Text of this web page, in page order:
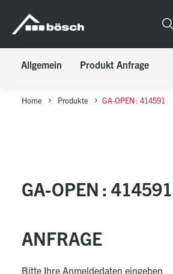
sr.skip-to.main-content
sr.skip-to.table-of-contents
sr.skip-to.main-navigation
Allgemein Produkt Anfrage
Home Produkte GA-OPEN : 414591
GA-OPEN : 414591
ANFRAGE
Bitte Ihre Anmeldedaten eingeben